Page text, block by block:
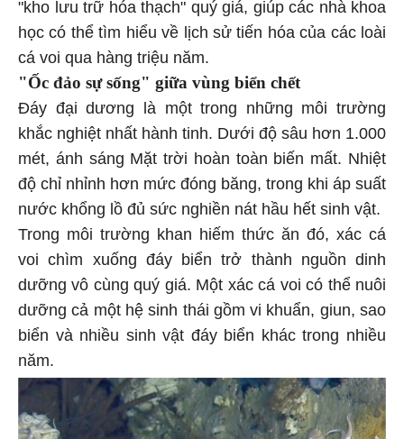
"kho lưu trữ hóa thạch" quý giá, giúp các nhà khoa
học có thể tìm hiểu về lịch sử tiến hóa của các loài
cá voi qua hàng triệu năm.
"Ốc đảo sự sống" giữa vùng biển chết
Đáy đại dương là một trong những môi trường
khắc nghiệt nhất hành tinh. Dưới độ sâu hơn 1.000
mét, ánh sáng Mặt trời hoàn toàn biến mất. Nhiệt
độ chỉ nhỉnh hơn mức đóng băng, trong khi áp suất
nước khổng lồ đủ sức nghiền nát hầu hết sinh vật.
Trong môi trường khan hiếm thức ăn đó, xác cá
voi chìm xuống đáy biển trở thành nguồn dinh
dưỡng vô cùng quý giá. Một xác cá voi có thể nuôi
dưỡng cả một hệ sinh thái gồm vi khuẩn, giun, sao
biển và nhiều sinh vật đáy biển khác trong nhiều
năm.